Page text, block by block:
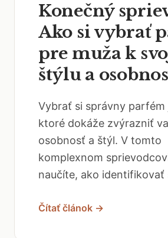
Konečný
Ako si vybrať
pre muža k
štýlu a
Vybrať si správny parfém
ktoré dokáže zvýrazniť
osobnosť a štýl. V tomto
komplexnom
naučíte, ako identifikovať
Čítať článok →